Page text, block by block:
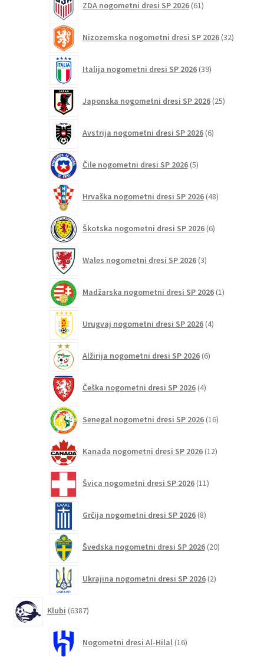
ZDA nogometni dresi SP 2026 61izdelkov
Nizozemska nogometni dresi SP 2026 32izdelkov
Italija nogometni dresi SP 2026 39izdelkov
Japonska nogometni dresi SP 2026 25izdelkov
Avstrija nogometni dresi SP 2026 6izdelkov
Čile nogometni dresi SP 2026 5izdelkov
Hrvaška nogometni dresi SP 2026 48izdelkov
Škotska nogometni dresi SP 2026 6izdelkov
Wales nogometni dresi SP 2026 3izdelki
Madžarska nogometni dresi SP 2026 1izdelek
Urugvaj nogometni dresi SP 2026 4izdelki
Alžirija nogometni dresi SP 2026 6izdelkov
Češka nogometni dresi SP 2026 4izdelki
Senegal nogometni dresi SP 2026 16izdelkov
Kanada nogometni dresi SP 2026 12izdelkov
Švica nogometni dresi SP 2026 11izdelkov
Grčija nogometni dresi SP 2026 8izdelkov
Švedska nogometni dresi SP 2026 20izdelkov
Ukrajina nogometni dresi SP 2026 2izdelka
Klubi 6387izdelkov
Nogometni dresi Al-Hilal 16izdelkov